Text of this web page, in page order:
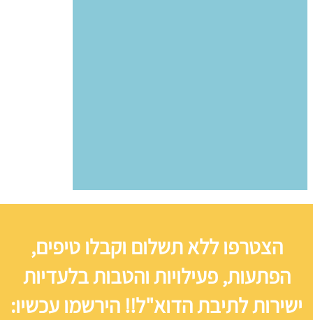
הצטרפו ללא תשלום וקבלו טיפים,
הפתעות, פעילויות והטבות בלעדיות
ישירות לתיבת הדוא"ל!! הירשמו עכשיו: